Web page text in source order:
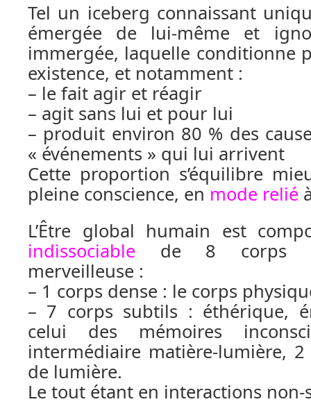
Tel un iceberg connaissant
émergée de lui-même et
immergée, laquelle conditionne
existence, et notamment :
– le fait agir et réagir
– agit sans lui et pour lui
– produit environ 80 % des
« événements » qui lui arrivent
Cette proportion s’équilibre
pleine conscience, en mode relié
L’Être global humain est
indissociable de 8 corps
merveilleuse :
– 1 corps dense : le corps
– 7 corps subtils : éthérique,
celui des mémoires
intermédiaire matière-lumière,
de lumière.
Le tout étant en interactions non-